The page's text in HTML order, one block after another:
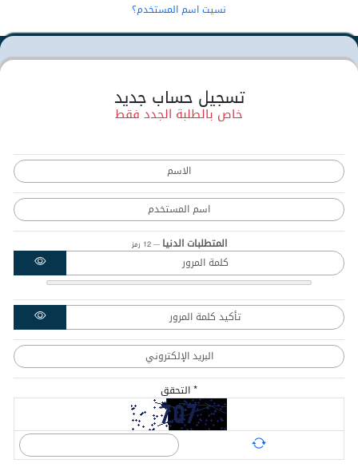
نسيت اسم المستخدم؟
تسجيل حساب جديد
خاص بالطلبة الجدد فقط
المتطلبات الدنيا — 12 رمز
Show Password
Show Password
التحقق*